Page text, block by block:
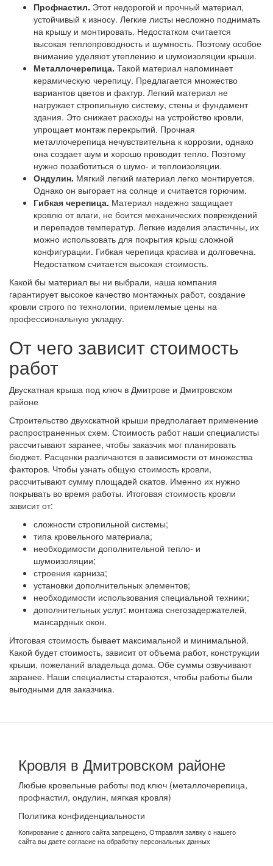
Профнастил. Этот недорогой и прочный материал,
устойчивый к износу. Легкие листы несложно поднимать
на крышу и монтировать. Недостатком считается
высокая теплопроводность и шумность. Поэтому особое
внимание уделяют утеплению и шумоизоляции крыши.
Металлочерепица. Такой материал напоминает
керамическую черепицу. Предлагается множество
вариантов цветов и фактур. Легкий материал не
нагружает стропильную систему, стены и фундамент
здания. Это снижает расходы на устройство кровли,
упрощает монтаж перекрытий. Прочная
металлочерепица нечувствительна к коррозии, однако
она создает шум и хорошо проводит тепло. Поэтому
нужно позаботиться о шумо- и теплоизоляции.
Ондулин. Мягкий легкий материал легко монтируется.
Однако он выгорает на солнце и считается горючим.
Гибкая черепица. Материал надежно защищает
кровлю от влаги, не боится механических повреждений
и перепадов температур. Легкие изделия эластичны, их
можно использовать для покрытия крыш сложной
конфигурации. Гибкая черепица красива и долговечна.
Недостатком считается высокая стоимость.
Какой бы материал вы ни выбрали, наша компания
гарантирует высокое качество монтажных работ, создание
кровли строго по технологии, приемлемые цены на
профессиональную укладку.
От чего зависит стоимость
работ
Двускатная крыша под ключ в Дмитрове и Дмитровском
районе
Строительство двухскатной крыши предполагает применение
распространенных схем. Стоимость работ наши специалисты
рассчитывают заранее, чтобы заказчик мог планировать
бюджет. Расценки различаются в зависимости от множества
факторов. Чтобы узнать общую стоимость кровли,
рассчитывают сумму площадей скатов. Именно их нужно
покрывать во время работы. Итоговая стоимость кровли
зависит от:
сложности стропильной системы;
типа кровельного материала;
необходимости дополнительной тепло- и
шумоизоляции;
строения карниза;
установки дополнительных элементов;
необходимости использования специальной техники;
дополнительных услуг: монтажа снегозадержателей,
мансардных окон.
Итоговая стоимость бывает максимальной и минимальной.
Какой будет стоимость, зависит от объема работ, конструкции
крыши, пожеланий владельца дома. Обе суммы озвучивают
заранее. Наши специалисты стараются, чтобы работы были
выгодными для заказчика.
Кровля в Дмитровском районе
Любые кровельные работы под ключ (металлочерепица,
профнастил, ондулин, мягкая кровля)
Политика конфиденциальности
Копирование с данного сайта запрещено, Отправляя заявку с нашего
сайта вы даете согласие на обработку персональных данных